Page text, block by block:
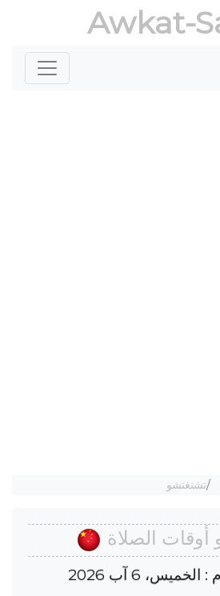
Awkat-
تشنغتشو
أوقات الصلاة
6 آب 2026